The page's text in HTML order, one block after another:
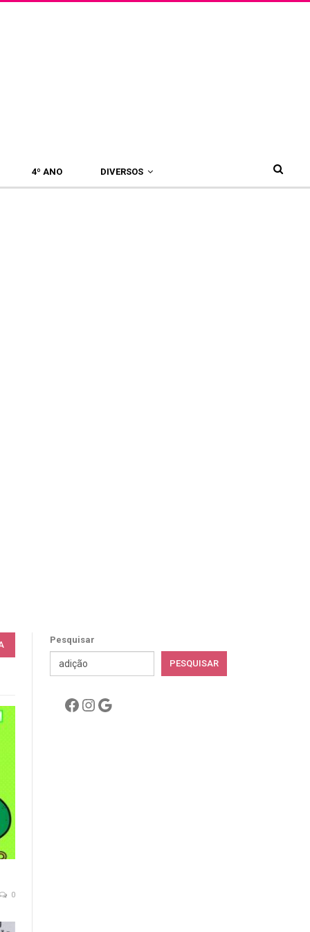
4º ANO DIVERSOS
0
Pesquisar
PESQUISAR
Facebook
Instagram
Google